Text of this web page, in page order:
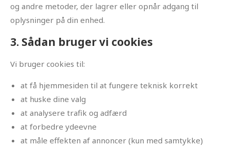
og andre metoder, der lagrer eller opnår adgang til
oplysninger på din enhed.
3. Sådan bruger vi cookies
Vi bruger cookies til:
at få hjemmesiden til at fungere teknisk korrekt
at huske dine valg
at analysere trafik og adfærd
at forbedre ydeevne
at måle effekten af annoncer (kun med samtykke)